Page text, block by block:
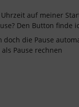
auf meiner
Den Button finde
doch die Pause
Pause rechnen